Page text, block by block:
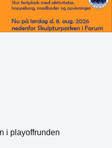
i playoffrunden